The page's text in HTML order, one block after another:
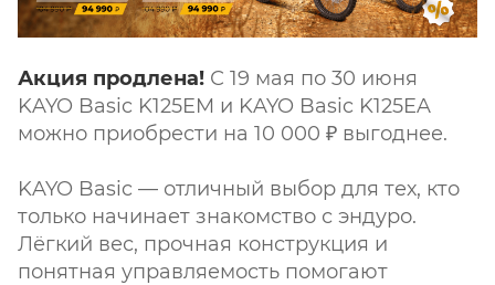
Акция продлена! С 19 мая по 30 июня
KAYO Basic K125EM и KAYO Basic K125EA
можно приобрести на 10 000 ₽ выгоднее.
KAYO Basic — отличный выбор для тех, кто
только начинает знакомство с эндуро.
Лёгкий вес, прочная конструкция и
понятная управляемость помогают